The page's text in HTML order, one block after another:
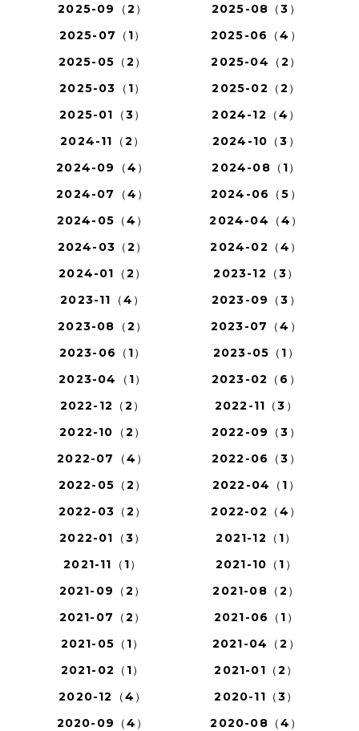
2025-09（2）
2025-08（3）
2025-07（1）
2025-06（4）
2025-05（2）
2025-04（2）
2025-03（1）
2025-02（2）
2025-01（3）
2024-12（4）
2024-11（2）
2024-10（3）
2024-09（4）
2024-08（1）
2024-07（4）
2024-06（5）
2024-05（4）
2024-04（4）
2024-03（2）
2024-02（4）
2024-01（2）
2023-12（3）
2023-11（4）
2023-09（3）
2023-08（2）
2023-07（4）
2023-06（1）
2023-05（1）
2023-04（1）
2023-02（6）
2022-12（2）
2022-11（3）
2022-10（2）
2022-09（3）
2022-07（4）
2022-06（3）
2022-05（2）
2022-04（1）
2022-03（2）
2022-02（4）
2022-01（3）
2021-12（1）
2021-11（1）
2021-10（1）
2021-09（2）
2021-08（2）
2021-07（2）
2021-06（1）
2021-05（1）
2021-04（2）
2021-02（1）
2021-01（2）
2020-12（4）
2020-11（3）
2020-09（4）
2020-08（4）